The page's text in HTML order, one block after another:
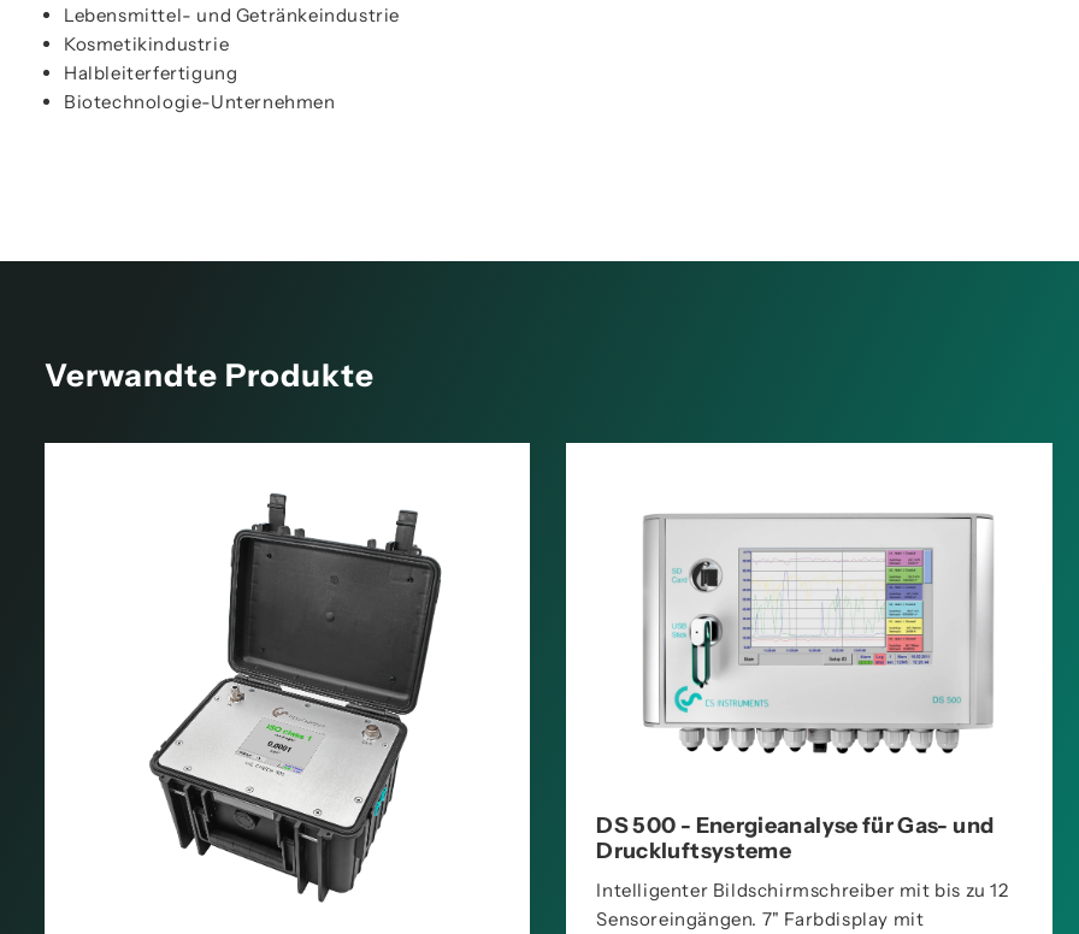
Lebensmittel- und Getränkeindustrie
Kosmetikindustrie
Halbleiterfertigung
Biotechnologie-Unternehmen
Verwandte Produkte
DS 500 - Energieanalyse für Gas- und
Druckluftsysteme
Intelligenter Bildschirmschreiber mit bis zu 12
Sensoreingängen. 7" Farbdisplay mit